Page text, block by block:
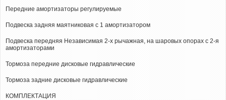
Передние амортизаторы регулируемые
Подвеска задняя маятниковая с 1 амортизатором
Подвеска передняя Независимая 2-х рычажная, на шаровых опорах с 2-я
амортизаторами
Тормоза передние дисковые гидравлические
Тормоза задние дисковые гидравлические
КОМПЛЕКТАЦИЯ